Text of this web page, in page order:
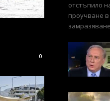
0
отстъпило
проучване